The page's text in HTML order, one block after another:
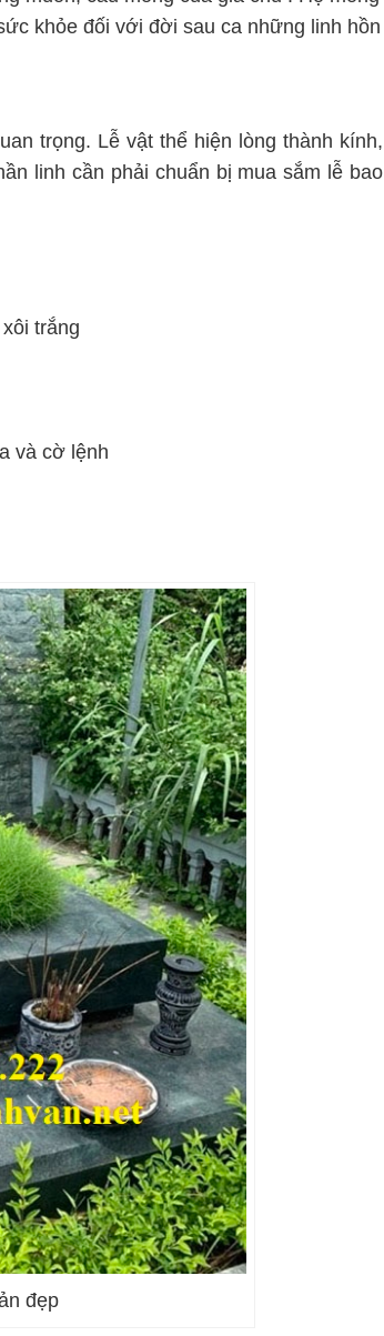
khỏe đối với đời sau ca những linh hồn
trọng. Lễ vật thể hiện lòng thành kính,
linh cần phải chuẩn bị mua sắm lễ bao
trắng
và cờ lệnh
đẹp